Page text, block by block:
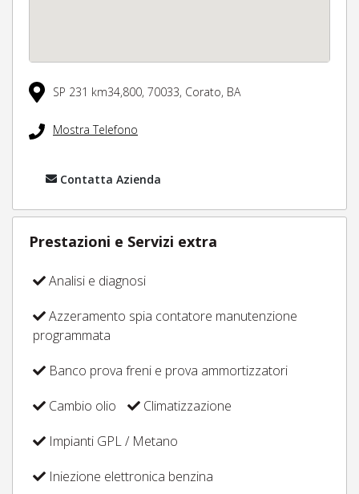
SP 231 km34,800, 70033, Corato, BA
Mostra Telefono
Contatta Azienda
Prestazioni e Servizi extra
Analisi e diagnosi
Azzeramento spia contatore manutenzione
programmata
Banco prova freni e prova ammortizzatori
Cambio olio
Climatizzazione
Impianti GPL / Metano
Iniezione elettronica benzina